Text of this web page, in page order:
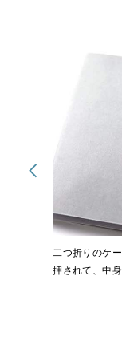
二つ折りのケ
押されて、中